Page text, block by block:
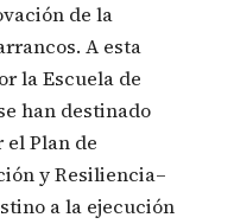
de la
A esta
la Escuela de
han destinado
el Plan de
y Resiliencia–
a la ejecución